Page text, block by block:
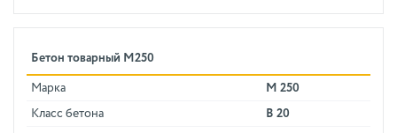
Бетон товарный М250
Марка М 250
Класс бетона В 20